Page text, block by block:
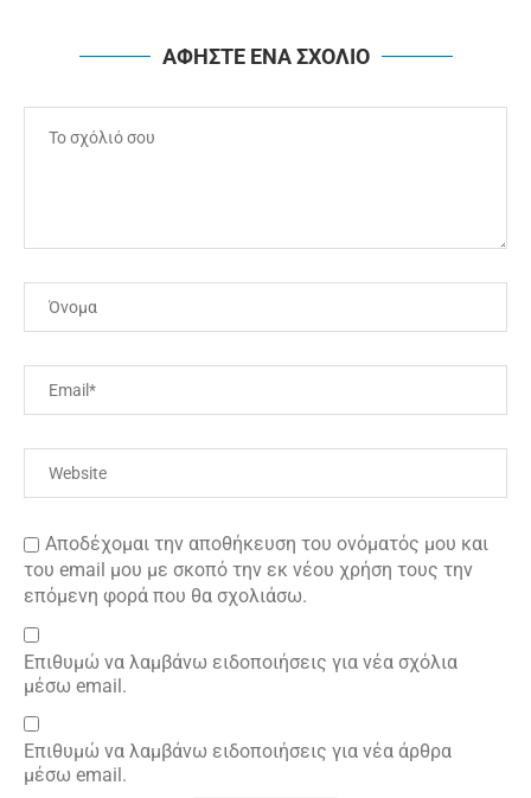
ΑΦΗΣΤΕ ΕΝΑ ΣΧΟΛΙΟ
Αποδέχομαι την αποθήκευση του ονόματός μου και
του email μου με σκοπό την εκ νέου χρήση τους την
επόμενη φορά που θα σχολιάσω.
Επιθυμώ να λαμβάνω ειδοποιήσεις για νέα σχόλια
μέσω email.
Επιθυμώ να λαμβάνω ειδοποιήσεις για νέα άρθρα
μέσω email.